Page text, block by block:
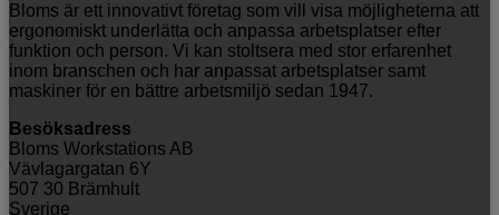
Bloms är ett innovativt företag som vill visa möjligheterna att
ergonomiskt underlätta och anpassa arbetsplatser efter
funktion och person. Vi kan stoltsera med stor erfarenhet
inom branschen och har anpassat arbetsplatser samt
maskiner för en bättre arbetsmiljö sedan 1947.
Besöksadress
Bloms Workstations AB
Vävlagargatan 6Y
507 30 Brämhult
Sverige